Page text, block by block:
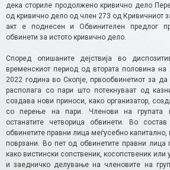
дека сториле продолжено кривично дело
од кривично дело од член 273 од Кривичниот
акт е поднесен и Обвинителен предлог
обвинети за истото кривично дело.
Според опишаните дејствија во
временскиот период од втората половина на
2022 година во Скопје, првообвинетиот за
располага со пари што потекнуваат од
создава нови приноси, како организатор,
со перење на пари. Членови на групата
останатите четворица обвинети. Во
обвинетите правни лица меѓусебно
поврзани. Во пет од обвинетите правни лица
како вистински сопственик, косопственик или
и заедничко делување на членовите на